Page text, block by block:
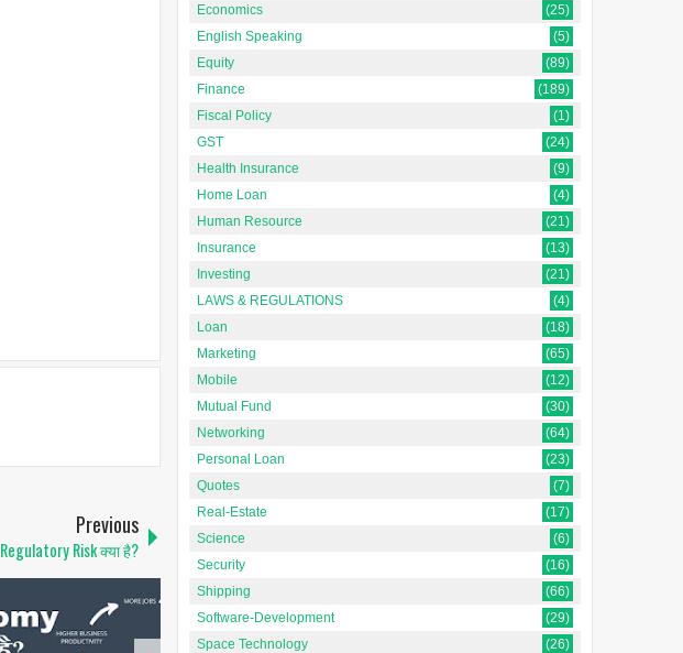
Previous
Regulatory Risk क्या है?
Economics
(25)
English Speaking
(5)
Equity
(89)
Finance
(189)
Fiscal Policy
(1)
GST
(24)
Health Insurance
(9)
Home Loan
(4)
Human Resource
(21)
Insurance
(13)
Investing
(21)
LAWS & REGULATIONS
(4)
Loan
(18)
Marketing
(65)
Mobile
(12)
Mutual Fund
(30)
Networking
(64)
Personal Loan
(23)
Quotes
(7)
Real-Estate
(17)
Science
(6)
Security
(16)
Shipping
(66)
Software-Development
(29)
Space Technology
(26)